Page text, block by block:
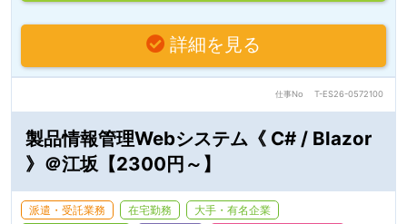
詳細を見る
仕事No T-ES26-0572100
製品情報管理Webシステム《 C# / Blazor
》＠江坂【2300円～】
派遣・受託業務 在宅勤務
大手・有名企業